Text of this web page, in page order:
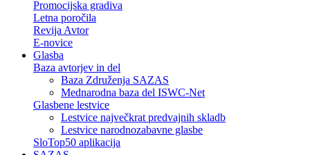
Promocijska gradiva
Letna poročila
Revija Avtor
E-novice
Glasba
Baza avtorjev in del
Baza Združenja SAZAS
Mednarodna baza del ISWC-Net
Glasbene lestvice
Lestvice največkrat predvajnih skladb
Lestvice narodnozabavne glasbe
SloTop50 aplikacija